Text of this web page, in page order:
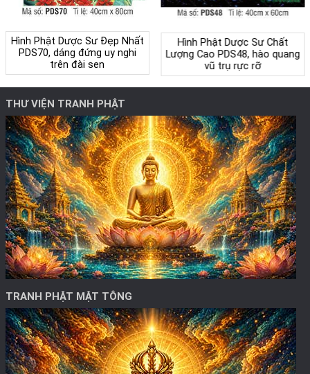
Hình Phật Dược Sư Đẹp Nhất
PDS70, dáng đứng uy nghi
trên đài sen
Hình Phật Dược Sư Chất
Lượng Cao PDS48, hào quang
vũ trụ rực rỡ
THƯ VIỆN TRANH PHẬT
TRANH PHẬT MẬT TÔNG